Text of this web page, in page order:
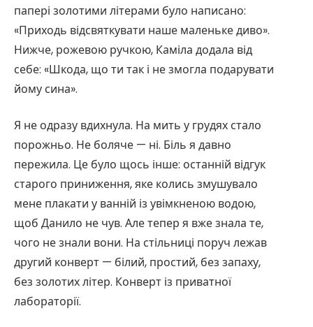
папері золотими літерами було написано:
«Приходь відсвяткувати наше маленьке диво».
Нижче, рожевою ручкою, Каміла додала від
себе: «Шкода, що ти так і не змогла подарувати
йому сина».
Я не одразу вдихнула. На мить у грудях стало
порожньо. Не боляче — ні. Біль я давно
пережила. Це було щось інше: останній відгук
старого приниження, яке колись змушувало
мене плакати у ванній із увімкненою водою,
щоб Данило не чув. Але тепер я вже знала те,
чого не знали вони. На стільниці поруч лежав
другий конверт — білий, простий, без запаху,
без золотих літер. Конверт із приватної
лабораторії.